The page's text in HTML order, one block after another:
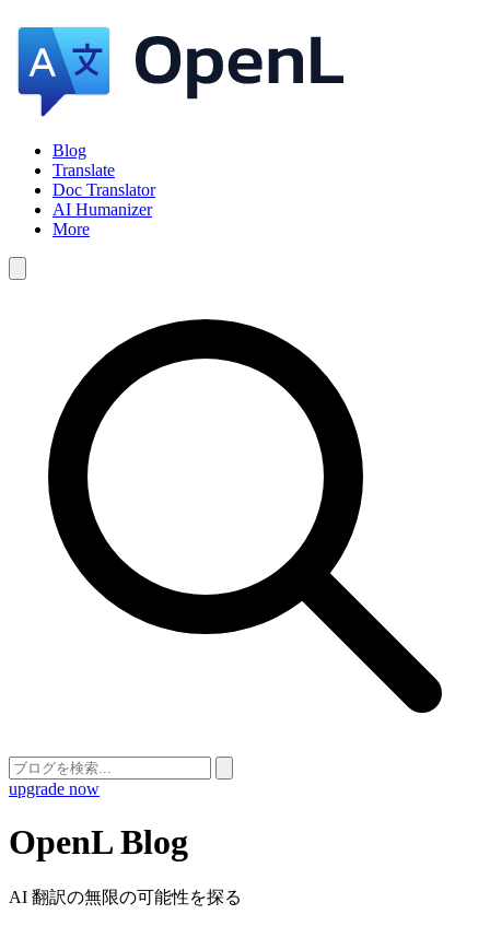
Blog
Translate
Doc Translator
AI Humanizer
More
upgrade now
OpenL Blog
AI 翻訳の無限の可能性を探る